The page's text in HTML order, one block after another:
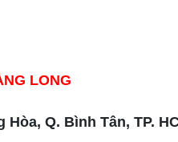
LONG
Q. Bình Tân, TP.